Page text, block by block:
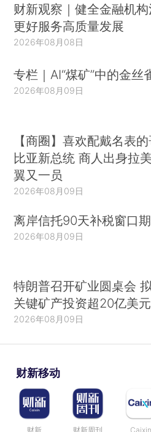
财新观察｜健全金融机构
更好服务高质量发展
2026年08月08日
专栏｜AI“煤矿”中的金丝
2026年08月09日
【商圈】喜欢配戴名表
比亚新总统 商人出身拉
翼又一员
2026年08月09日
离岸信托90天补税窗口
2026年08月09日
特朗普召开矿业圆桌会
关键矿产投资超20亿美元
2026年08月09日
财新移动
财新 财新周刊 Caixin